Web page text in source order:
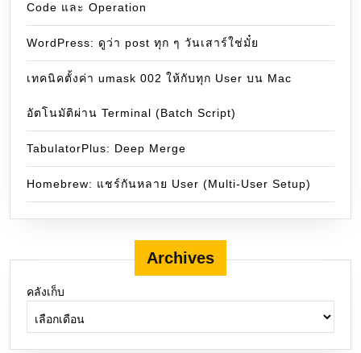
Code และ Operation
WordPress: ดูว่า post ทุก ๆ วันเสาร์ใช่มั๋ย
เทคนิคตั้งค่า umask 002 ให้กับทุก User บน Mac
อัตโนมัติผ่าน Terminal (Batch Script)
TabulatorPlus: Deep Merge
Homebrew: แชร์กันหลาย User (Multi-User Setup)
Archives
คลังเก็บ